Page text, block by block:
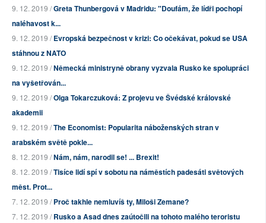
9. 12. 2019 /Greta Thunbergová v Madridu: "Doufám, že lídři pochopí
naléhavost k...
9. 12. 2019 /Evropská bezpečnost v krizi: Co očekávat, pokud se USA
stáhnou z NATO
9. 12. 2019 /Německá ministryně obrany vyzvala Rusko ke spolupráci
na vyšetřován...
9. 12. 2019 /Olga Tokarczuková: Z projevu ve Švédské královské
akademii
9. 12. 2019 /The Economist: Popularita náboženských stran v
arabském světě pokle...
8. 12. 2019 /Nám, nám, narodil se! ... Brexit!
8. 12. 2019 /Tisíce lidí spí v sobotu na náměstích padesáti světových
měst. Prot...
7. 12. 2019 /Proč takhle nemluvíš ty, Miloši Zemane?
7. 12. 2019 /Rusko a Asad dnes zaútočili na tohoto malého teroristu